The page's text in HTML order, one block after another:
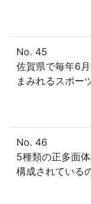
No. 45
佐賀県で毎年6
まみれるスポー
No. 46
5種類の正多面
構成されている